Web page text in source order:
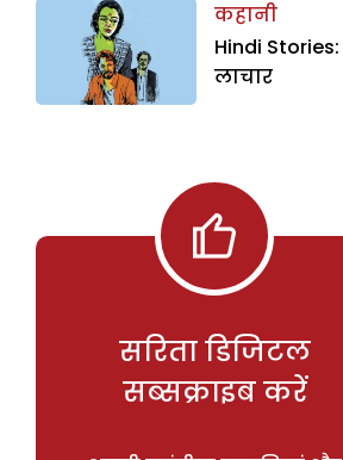
कहानी
Hindi Stories:
लाचार
सरिता डिजिटल
सब्सक्राइब करें